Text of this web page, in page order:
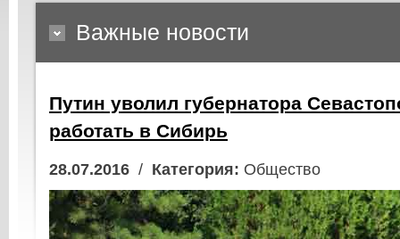
Важные новости
Путин уволил губернатора
работать в Сибирь
28.07.2016 / Категория: Общество